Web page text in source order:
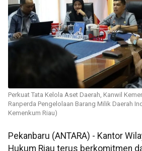
Perkuat Tata Kelola Aset Daerah, Kanwil
Ranperda Pengelolaan Barang Milik Daerah
Kemenkum Riau)
Pekanbaru (ANTARA) - Kantor
Hukum Riau terus berkomitmen